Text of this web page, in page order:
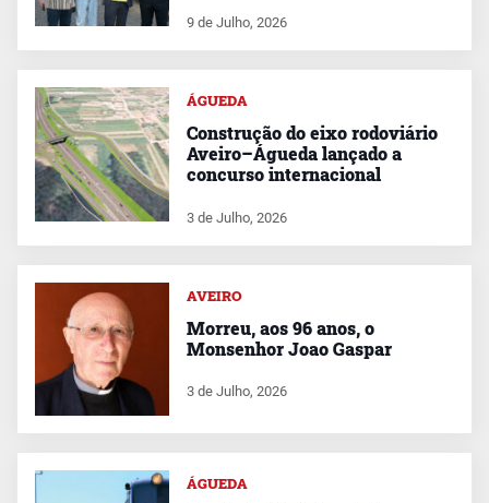
9 de Julho, 2026
ÁGUEDA
Construção do eixo rodoviário
Aveiro–Águeda lançado a
concurso internacional
3 de Julho, 2026
AVEIRO
Morreu, aos 96 anos, o
Monsenhor Joao Gaspar
3 de Julho, 2026
ÁGUEDA